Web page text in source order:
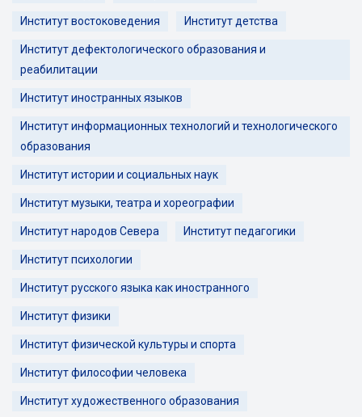
Институт востоковедения Институт детства
Институт дефектологического образования и
реабилитации
Институт иностранных языков
Институт информационных технологий и технологического
образования
Институт истории и социальных наук
Институт музыки, театра и хореографии
Институт народов Севера Институт педагогики
Институт психологии
Институт русского языка как иностранного
Институт физики
Институт физической культуры и спорта
Институт философии человека
Институт художественного образования